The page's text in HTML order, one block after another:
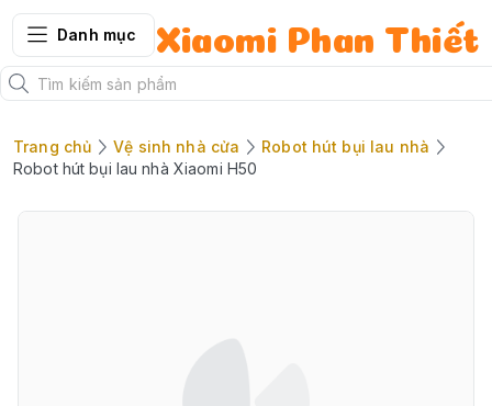
Danh mục Xiaomi Phan Thiết
Trang chủ Vệ sinh nhà cửa
Robot hút bụi lau nhà
Robot hút bụi lau nhà Xiaomi H50